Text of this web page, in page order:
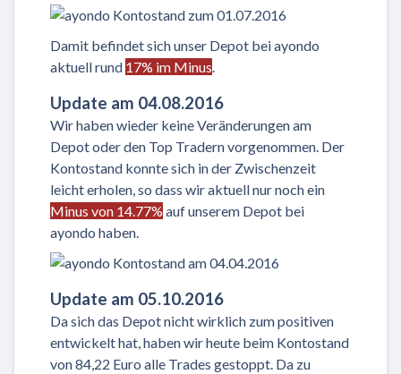
Damit befindet sich unser Depot bei ayondo
aktuell rund 17% im Minus.
Update am 04.08.2016
Wir haben wieder keine Veränderungen am
Depot oder den Top Tradern vorgenommen. Der
Kontostand konnte sich in der Zwischenzeit
leicht erholen, so dass wir aktuell nur noch ein
Minus von 14.77% auf unserem Depot bei
ayondo haben.
Update am 05.10.2016
Da sich das Depot nicht wirklich zum positiven
entwickelt hat, haben wir heute beim Kontostand
von 84,22 Euro alle Trades gestoppt. Da zu